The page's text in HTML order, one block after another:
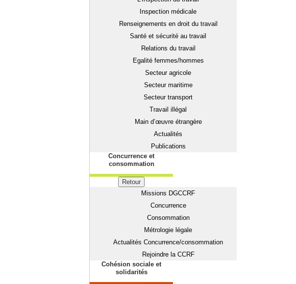
Inspection médicale
Renseignements en droit du travail
Santé et sécurité au travail
Relations du travail
Egalité femmes/hommes
Secteur agricole
Secteur maritime
Secteur transport
Travail illégal
Main d’œuvre étrangère
Actualités
Publications
Concurrence et
consommation
Retour
Missions DGCCRF
Concurrence
Consommation
Métrologie légale
Actualités Concurrence/consommation
Rejoindre la CCRF
Cohésion sociale et
solidarités